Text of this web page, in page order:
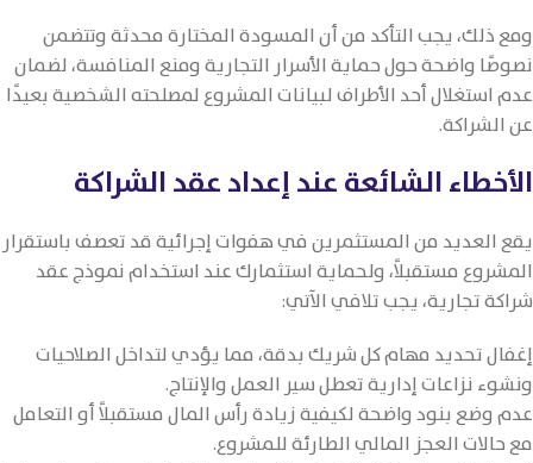
ومع ذلك، يجب التأكد من أن المسودة المختارة محدثة وتتضمن
نصوصًا واضحة حول حماية الأسرار التجارية ومنع المنافسة، لضمان
عدم استغلال أحد الأطراف لبيانات المشروع لمصلحته الشخصية بعيدًا
عن الشراكة.
الأخطاء الشائعة عند إعداد عقد الشراكة
يقع العديد من المستثمرين في هفوات إجرائية قد تعصف باستقرار
المشروع مستقبلاً، ولحماية استثمارك عند استخدام نموذج عقد
شراكة تجارية، يجب تلافي الآتي:
إغفال تحديد مهام كل شريك بدقة، مما يؤدي لتداخل الصلاحيات
ونشوء نزاعات إدارية تعطل سير العمل والإنتاج.
عدم وضع بنود واضحة لكيفية زيادة رأس المال مستقبلاً أو التعامل
مع حالات العجز المالي الطارئة للمشروع.